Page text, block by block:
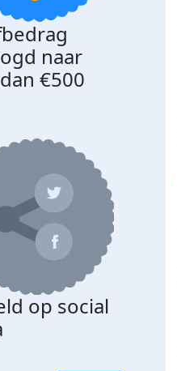
naar
€500
op social